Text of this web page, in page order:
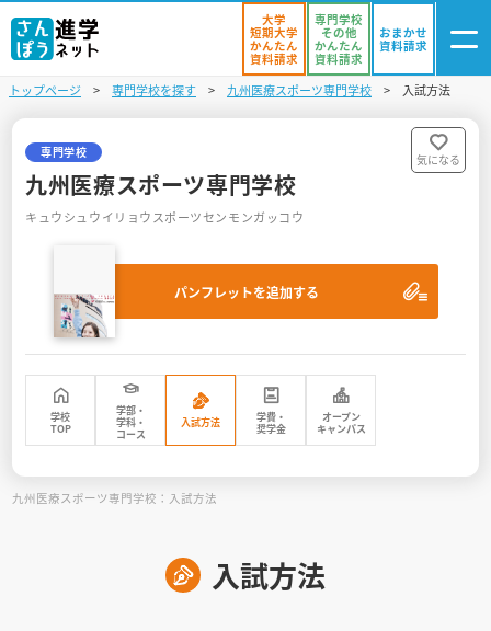
資料リスト
進学イベント
入試・受験入門
お役立ち情報
見学会WEB手引書
校内オンラインガイダンス
大学
短期大学
かんたん
資料請求
専門学校
その他
かんたん
資料請求
おまかせ
資料請求
トップページ 専門学校を探す 九州医療スポーツ専門学校 入試方法
専門学校
九州医療スポーツ専門学校
キュウシュウイリョウスポーツセンモンガッコウ
パンフレットを追加する
気になる
学校
TOP
学部・
学科・
コース
入試方法
学費・
奨学金
オープン
キャンパス
九州医療スポーツ専門学校：入試方法
入試方法